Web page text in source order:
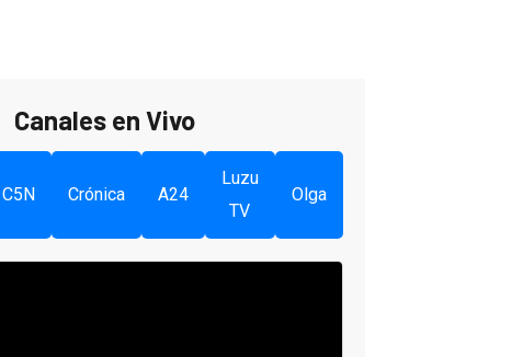
Canales en Vivo
C5N Crónica A24
Luzu
TV
Olga